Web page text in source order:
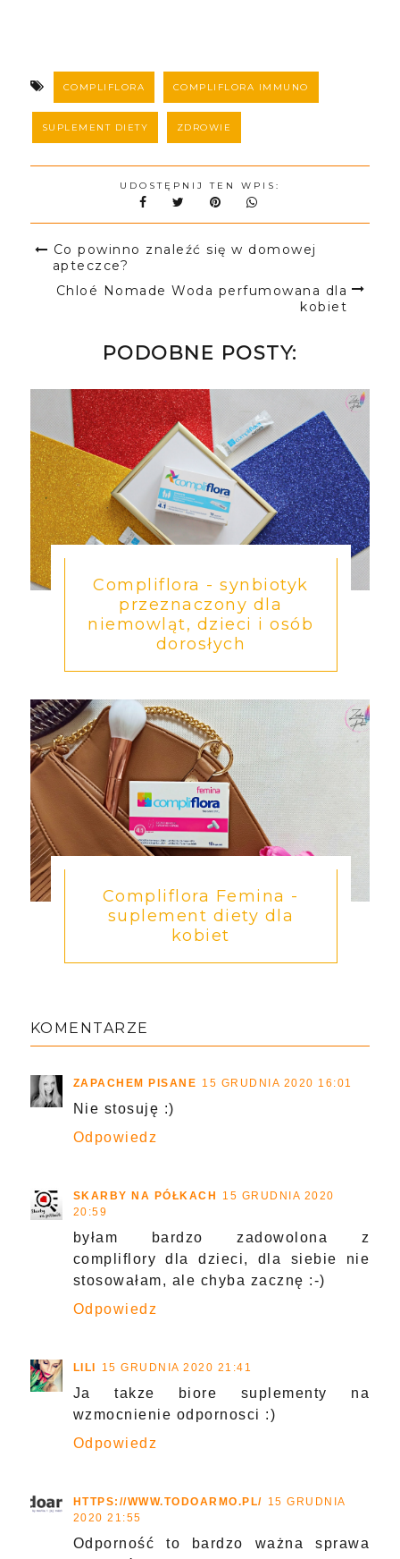
COMPLIFLORA COMPLIFLORA IMMUNO
SUPLEMENT DIETY ZDROWIE
UDOSTĘPNIJ TEN WPIS:
Co powinno znaleźć się w domowej
apteczce?
Chloé Nomade Woda perfumowana dla
kobiet
PODOBNE POSTY:
Compliflora - synbiotyk
przeznaczony dla
niemowląt, dzieci i osób
dorosłych
Compliflora Femina -
suplement diety dla
kobiet
KOMENTARZE
ZAPACHEM PISANE 15 GRUDNIA 2020 16:01
Nie stosuję :)
Odpowiedz
SKARBY NA PÓŁKACH
15 GRUDNIA 2020
20:59
byłam bardzo zadowolona z
compliflory dla dzieci, dla siebie nie
stosowałam, ale chyba zacznę :-)
Odpowiedz
LILI 15 GRUDNIA 2020 21:41
Ja takze biore suplementy na
wzmocnienie odpornosci :)
Odpowiedz
HTTPS://WWW.TODOARMO.PL/ 15 GRUDNIA
2020 21:55
Odporność to bardzo ważna sprawa